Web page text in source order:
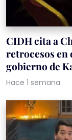
CIDH cita a
retrocesos en
gobierno de
Hace 1 semana